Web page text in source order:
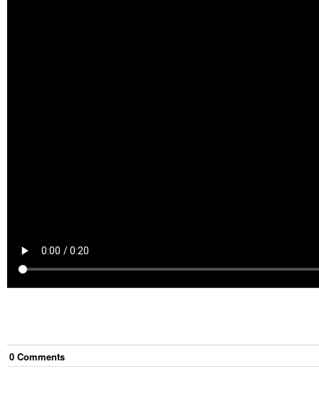
0 Comments